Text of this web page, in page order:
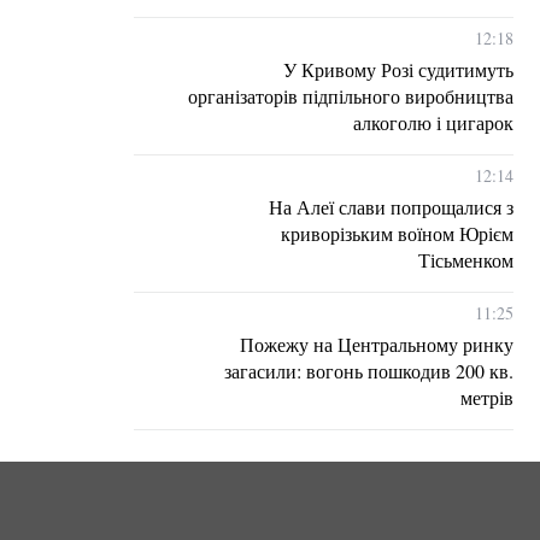
12:18
У Кривому Розі судитимуть
організаторів підпільного виробництва
алкоголю і цигарок
12:14
На Алеї слави попрощалися з
криворізьким воїном Юрієм
Тісьменком
11:25
Пожежу на Центральному ринку
загасили: вогонь пошкодив 200 кв.
метрів